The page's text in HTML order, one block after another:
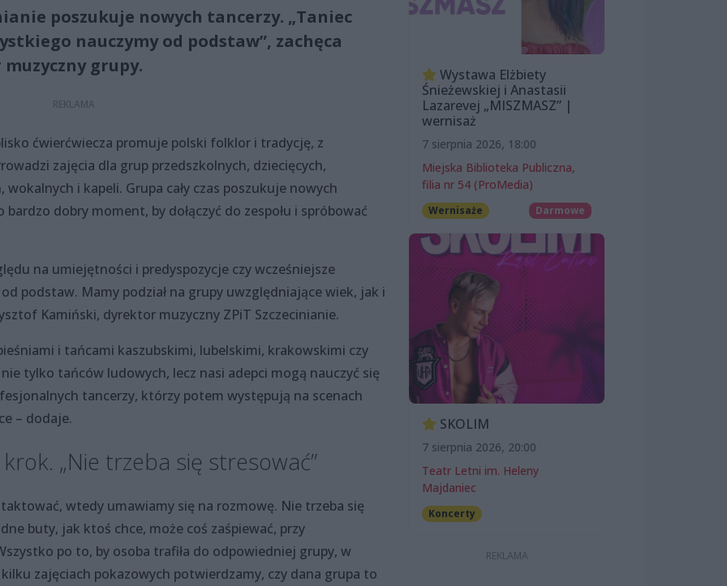
poszukuje nowych tancerzy. „Taniec
nauczymy od podstaw”, zachęca
grupy.
ćwierćwiecza promuje polski folklor i tradycję, z
zajęcia dla grup przedszkolnych, dziecięcych,
i kapeli. Grupa cały czas poszukuje nowych
dobry moment, by dołączyć do zespołu i spróbować
na umiejętności i predyspozycje czy wcześniejsze
podstaw. Mamy podział na grupy uwzględniające wiek, jak i
Kamiński, dyrektor muzyczny ZPiT Szczecinianie.
i tańcami kaszubskimi, lubelskimi, krakowskimi czy
tylko tańców ludowych, lecz nasi adepci mogą nauczyć się
tancerzy, którzy potem występują na scenach
– dodaje.
„Nie trzeba się stresować”
wtedy umawiamy się na rozmowę. Nie trzeba się
buty, jak ktoś chce, może coś zaśpiewać, przy
po to, by osoba trafiła do odpowiedniej grupy, w
zajęciach pokazowych potwierdzamy, czy dana grupa to
Wystawa Elżbiety
Śnieżewskiej i Anastasii
Lazarevej „MISZMASZ” |
wernisaż
7 sierpnia 2026, 18:00
Miejska Biblioteka Publiczna,
filia nr 54 (ProMedia)
Wernisaże Darmowe
SKOLIM
7 sierpnia 2026, 20:00
Teatr Letni im. Heleny
Majdaniec
Koncerty